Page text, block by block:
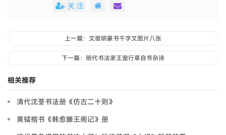
关 注
上一篇：文徵明篆书千字文图片八张
下一篇：明代书法家王宠行草自书杂诗
相关推荐
清代沈荃书法册《仿古二十则》
黄钺楷书《韩愈滕王阁记》册